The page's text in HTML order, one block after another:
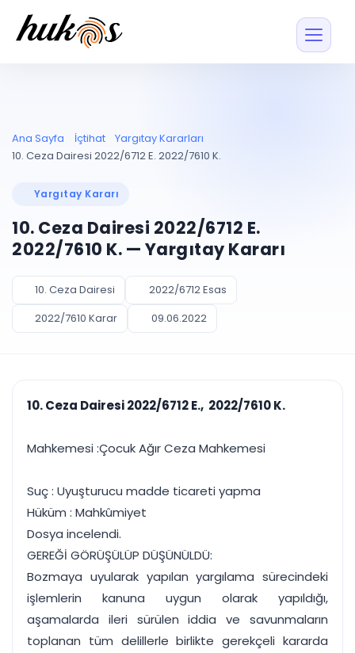
Entegrasyonu
UYAP ile otomatik
UYAP Evrak
Entegrasyonu
UETS Entegrasyonu
Tebligatları anında
Müvekkil ve taraf
Vekalet
PLANLAMA & TAKİP
Pano ve Takip
Duruşma ve görev
takvimi
Bildirim
Süreleri asla kaçırmayın
takibi
rapor
Tek panelde uçtan uca yönetim
UYAP & UETS entegrasyonundan finansa, hepsi bir arada.
Tüm özellikleri inceleyin
Blog
Ücretsiz Başlayın Giriş Yap
Ana Sayfa İçtihat
Yargıtay Kararları
10. Ceza Dairesi 2022/6712 E. 2022/7610 K.
Yargıtay Kararı
10. Ceza Dairesi 2022/6712 E.
2022/7610 K. — Yargıtay Kararı
10. Ceza Dairesi
2022/6712 Esas
2022/7610 Karar
09.06.2022
10. Ceza Dairesi 2022/6712 E., 2022/7610 K.
Mahkemesi :Çocuk Ağır Ceza Mahkemesi
Suç : Uyuşturucu madde ticareti yapma
Hüküm : Mahkûmiyet
Dosya incelendi.
GEREĞİ GÖRÜŞÜLÜP DÜŞÜNÜLDÜ:
Bozmaya uyularak yapılan yargılama sürecindeki
işlemlerin kanuna uygun olarak yapıldığı,
aşamalarda ileri sürülen iddia ve savunmaların
toplanan tüm delillerle birlikte gerekçeli kararda